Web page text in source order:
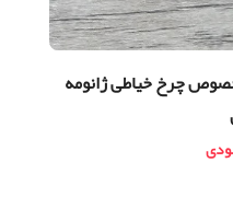
مخصوص چرخ خیاطی ژانومه